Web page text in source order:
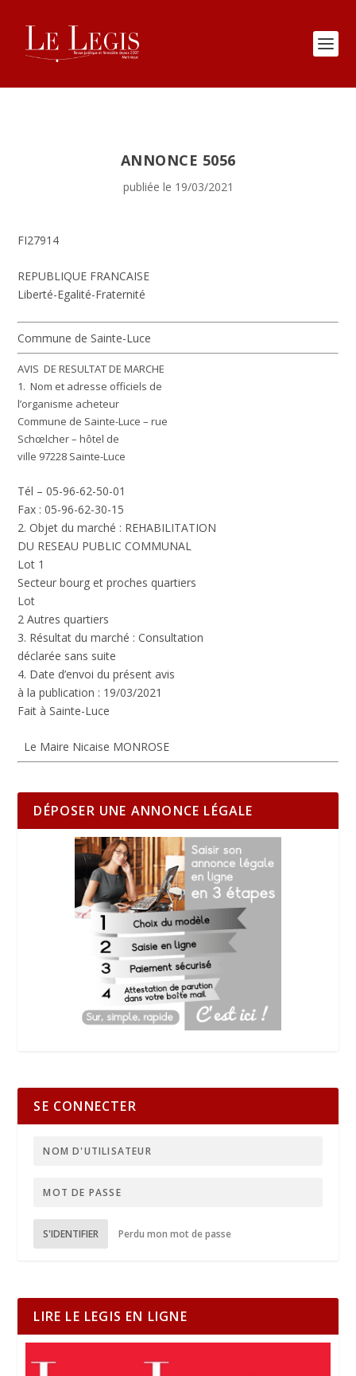
ANNONCE 5056
publiée le 19/03/2021
FI27914
REPUBLIQUE FRANCAISE
Liberté-Egalité-Fraternité
Commune de Sainte-Luce
AVIS DE RESULTAT DE MARCHE
1. Nom et adresse officiels de
l’organisme acheteur
Commune de Sainte-Luce – rue
Schœlcher – hôtel de
ville 97228 Sainte-Luce
Tél – 05-96-62-50-01
Fax : 05-96-62-30-15
2.Objet du marché : REHABILITATION
DU RESEAU PUBLIC COMMUNAL
Lot 1
Secteur bourg et proches quartiers
Lot
2 Autres quartiers
3. Résultat du marché : Consultation
déclarée sans suite
4. Date d’envoi du présent avis
à la publication : 19/03/2021
Fait à Sainte-Luce
Le Maire Nicaise MONROSE
DÉPOSER UNE ANNONCE LÉGALE
SE CONNECTER
S'IDENTIFIER Perdu mon mot de passe
LIRE LE LEGIS EN LIGNE